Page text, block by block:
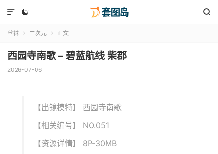
 

丝袜  二次元  正文
西园寺南歌 – 碧蓝航线 柴郡
2026-07-06
【出镜模特】 西园寺南歌
【相关编号】 NO.051
【资源详情】 8P-30MB